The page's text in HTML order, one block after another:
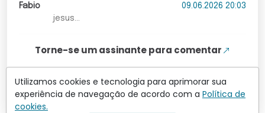
Fabio
09.06.2026 20:03
jesus...
Torne-se um assinante para comentar
Leia mais comentários
Utilizamos cookies e tecnologia para aprimorar sua
experiência de navegação de acordo com a Política de
cookies.